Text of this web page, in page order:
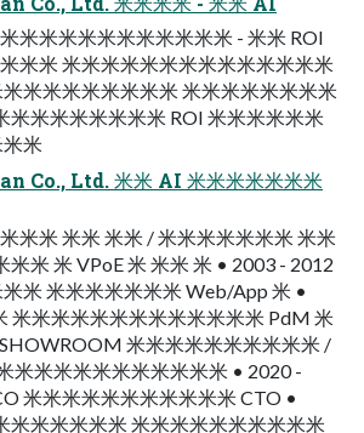
米米米米米米米米米米米 - 米米 ROI
米米 米米米米米米米米米米米米米米
米米米米米米米米 米米米米米米米米
米米米米米米米米 ROI 米米米米米米
米
Co., Ltd. 米米 AI 米米米米米米米
米米 米米 米米 / 米米米米米米米 米米
米米 米 VPoE 米 米米 米 • 2003 - 2012
米 米米米米米米米 Web/App 米 •
米米米米米米米米米米米米米 PdM 米
米米米米米米米米米米 /
米米米米米米米米米米米 • 2020 -
米米米米米米米米米米米 CTO •
米米米米米米 米米米米米米米米米米